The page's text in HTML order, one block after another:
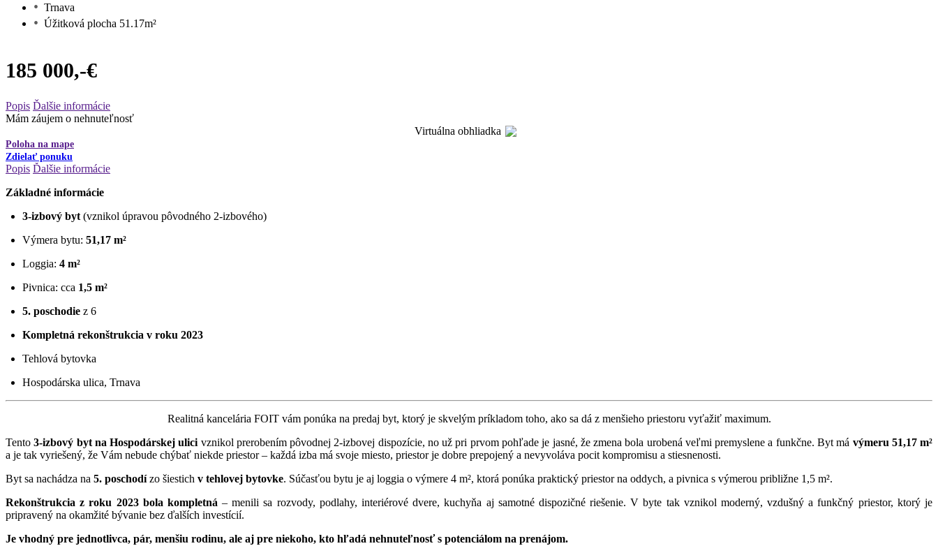
Trnava
Úžitková plocha 51.17m²
185 000,-€
Popis Ďalšie informácie
Mám záujem o nehnuteľnosť
Virtuálna obhliadka
Poloha na mape
Zdielať ponuku
Popis Ďalšie informácie
Základné informácie
3-izbový byt (vznikol úpravou pôvodného 2-izbového)
Výmera bytu: 51,17 m²
Loggia: 4 m²
Pivnica: cca 1,5 m²
5. poschodie z 6
Kompletná rekonštrukcia v roku 2023
Tehlová bytovka
Hospodárska ulica, Trnava
Realitná kancelária FOIT vám ponúka na predaj byt, ktorý je skvelým príkladom toho, ako sa dá z menšieho priestoru vyťažiť maximum.
Tento3-izbový byt na Hospodárskej ulici vznikol prerobením pôvodnej 2-izbovej dispozície, no už pri prvom pohľade je jasné, že zmena bola urobená veľmi premyslene a funkčne. Byt má výmeru 51,17 m²
a je tak vyriešený, že Vám nebude chýbať niekde priestor – každá izba má svoje miesto, priestor je dobre prepojený a nevyvoláva pocit kompromisu a stiesnenosti.
Byt sa nachádza na 5. poschodízo šiestich v tehlovej bytovke. Súčasťou bytu je aj loggia o výmere 4 m², ktorá ponúka praktický priestor na oddych, a pivnica s výmerou približne 1,5 m².
Rekonštrukcia z roku 2023 bola kompletná – menili sa rozvody, podlahy, interiérové dvere, kuchyňa aj samotné dispozičné riešenie. V byte tak vznikol moderný, vzdušný a funkčný priestor, ktorý je
pripravený na okamžité bývanie bez ďalších investícií.
Je vhodný pre jednotlivca, pár, menšiu rodinu, ale aj pre niekoho, kto hľadá nehnuteľnosť s potenciálom na prenájom.